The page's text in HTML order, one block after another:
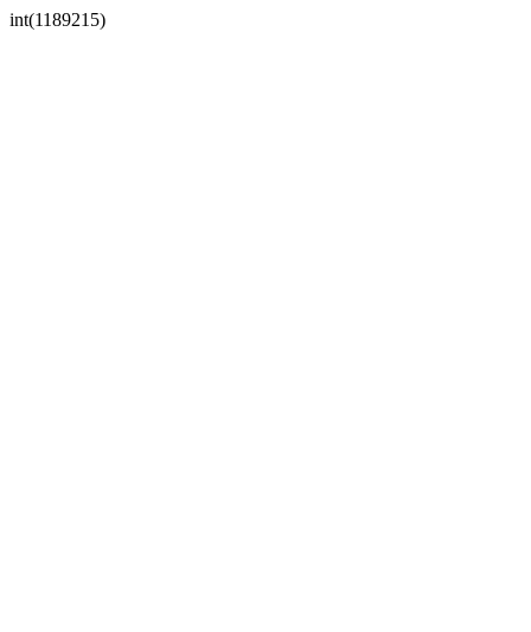
int(1189215)